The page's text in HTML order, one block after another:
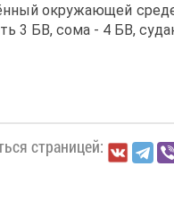
окружающей
3 БВ, сома - 4 БВ,
страницей: